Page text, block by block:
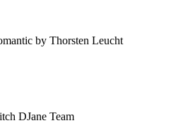
by Thorsten Leucht
DJane Team